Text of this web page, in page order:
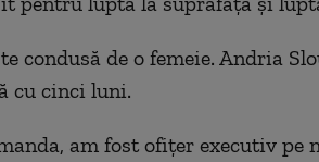
condusă de o femeie. Andria
cu cinci luni.
am fost ofiţer executiv pe